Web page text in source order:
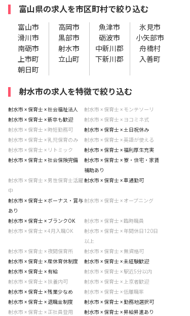
富山県の求人を市区町村で絞り込む
富山市 高岡市 魚津市
氷見市
滑川市
黒部市 砺波市
小矢部市
南砺市
射水市 中新川郡
舟橋村
上市町
立山町 下新川郡
入善町
朝日町
射水市の求人を特徴で絞り込む
射水市 × 保育士 × 社会福祉法人
射水市 × 保育士 × モンテソーリ
射水市 × 保育士 × 新卒も歓迎
射水市 × 保育士 × ヨコミネ式
射水市 × 保育士 × 時短勤務可
射水市 × 保育士 × 土日祝休み
射水市 × 保育士 × 乳児保育のみ
射水市 × 保育士 × 英語が使える
射水市 × 保育士 × リトミック
射水市 × 保育士 × 福利厚生充実
射水市 × 保育士 × 社会保険完備
射水市 × 保育士 × 寮・住宅・家賃
補助あり
射水市 × 保育士 × 男性保育士活躍
中
射水市 × 保育士 × 車通勤可
射水市 × 保育士 × ボーナス・賞与
あり
射水市 × 保育士 × オープニング
射水市 × 保育士 × ブランクOK
射水市 × 保育士 × 臨時職員
射水市 × 保育士 × 4月入職OK
射水市 × 保育士 × 年間休日120日
以上
射水市 × 保育士 × 夜間保育所
射水市 × 保育士 × 無資格可
射水市 × 保育士 × 産休育休制度
射水市 × 保育士 × 未経験歓迎
射水市 × 保育士 × 有給
射水市 × 保育士 × 駅近5分以内
射水市 × 保育士 × 扶養内可
射水市 × 保育士 × 上京者歓迎
射水市 × 保育士 × 残業少なめ
射水市 × 保育士 × 低離職率
射水市 × 保育士 × 退職金制度
射水市 × 保育士 × 勤務地選択可
射水市 × 保育士 × 正社員登用
射水市 × 保育士 × 昇給昇進あり